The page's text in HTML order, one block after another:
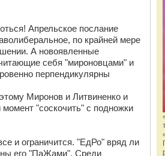
Апрельское послание
по крайней мере
А новоявленные
себя "мироновцами" и
перпендикулярны
Миронов и Литвиненко и
"соскочить" с подножки
и ограничится. "ЕдРо" вряд ли
его "ПаЖами". Среди